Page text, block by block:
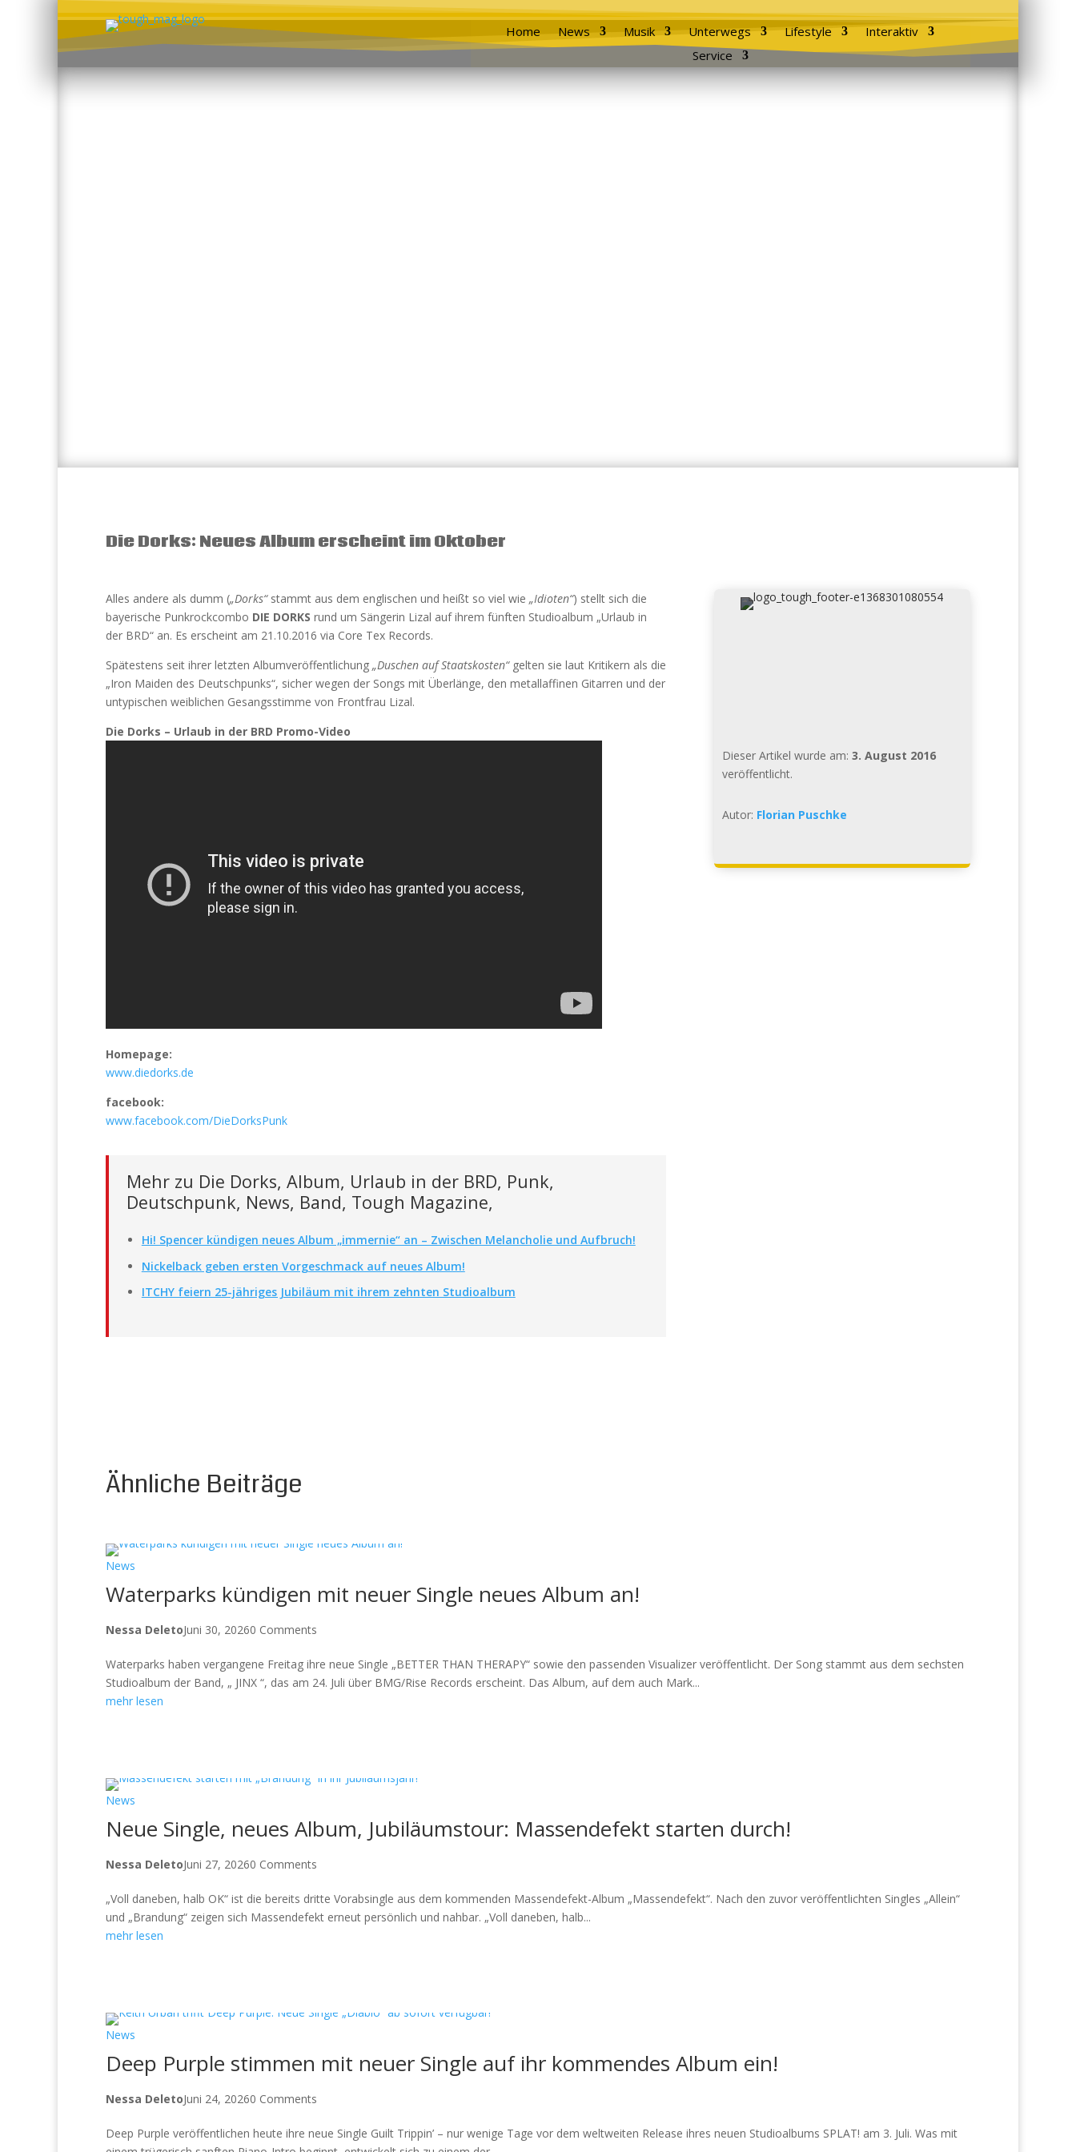
Home News Musik Unterwegs Lifestyle
Interaktiv
Service
Die Dorks: Neues Album erscheint im Oktober
Alles andere als dumm („Dorks“stammt aus dem englischen und heißt so viel wie „Idioten“) stellt sich die
bayerische Punkrockcombo DIE DORKS rund um Sängerin Lizal auf ihrem fünften Studioalbum „Urlaub in
der BRD“ an. Es erscheint am 21.10.2016 via Core Tex Records.
Spätestens seit ihrer letzten Albumveröffentlichung „Duschen auf Staatskosten“gelten sie laut Kritikern als die
„Iron Maiden des Deutschpunks“, sicher wegen der Songs mit Überlänge, den metallaffinen Gitarren und der
untypischen weiblichen Gesangsstimme von Frontfrau Lizal.
Die Dorks – Urlaub in der BRD Promo-Video
Homepage:
www.diedorks.de
facebook:
www.facebook.com/DieDorksPunk
Mehr zu Die Dorks, Album, Urlaub in der BRD, Punk,
Deutschpunk, News, Band, Tough Magazine,
Hi! Spencer kündigen neues Album „immernie“ an – Zwischen Melancholie und Aufbruch!
Nickelback geben ersten Vorgeschmack auf neues Album!
ITCHY feiern 25-jähriges Jubiläum mit ihrem zehnten Studioalbum
Dieser Artikel wurde am: 3. August 2016
veröffentlicht.
Autor: Florian Puschke
Ähnliche Beiträge
News
Waterparks kündigen mit neuer Single neues Album an!
Nessa DeletoJuni 30, 20260 Comments
Waterparks haben vergangene Freitag ihre neue Single „BETTER THAN THERAPY“ sowie den passenden Visualizer veröffentlicht. Der Song stammt aus dem sechsten
Studioalbum der Band, „ JINX “, das am 24. Juli über BMG/Rise Records erscheint. Das Album, auf dem auch Mark...
mehr lesen
News
Neue Single, neues Album, Jubiläumstour: Massendefekt starten durch!
Nessa DeletoJuni 27, 20260 Comments
„Voll daneben, halb OK“ ist die bereits dritte Vorabsingle aus dem kommenden Massendefekt-Album „Massendefekt“. Nach den zuvor veröffentlichten Singles „Allein“
und „Brandung“ zeigen sich Massendefekt erneut persönlich und nahbar. „Voll daneben, halb...
mehr lesen
News
Deep Purple stimmen mit neuer Single auf ihr kommendes Album ein!
Nessa DeletoJuni 24, 20260 Comments
Deep Purple veröffentlichen heute ihre neue Single Guilt Trippin’ – nur wenige Tage vor dem weltweiten Release ihres neuen Studioalbums SPLAT! am 3. Juli. Was mit